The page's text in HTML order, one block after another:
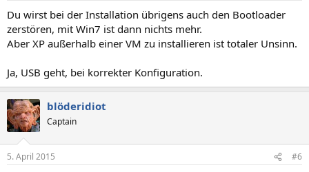
Du wirst bei der Installation übrigens auch den Bootloader
zerstören, mit Win7 ist dann nichts mehr.
Aber XP außerhalb einer VM zu installieren ist totaler Unsinn.
Ja, USB geht, bei korrekter Konfiguration.
blöderidiot
Captain
5. April 2015 #6